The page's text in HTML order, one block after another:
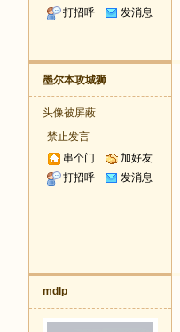
打招呼
发消息
墨尔本攻城狮
头像被屏蔽
禁止发言
串个门
加好友
打招呼
发消息
mdlp